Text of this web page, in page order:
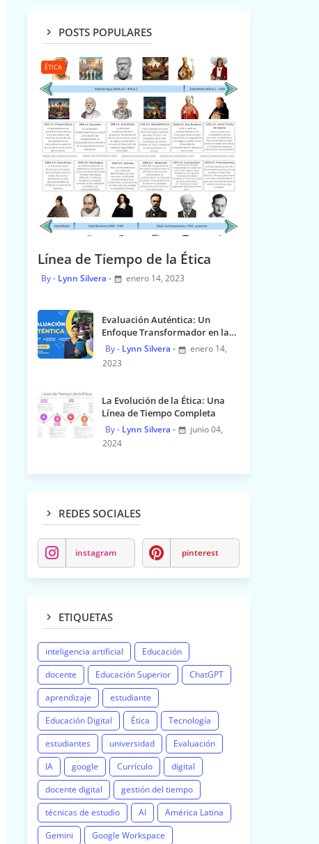
POSTS POPULARES
ÉTICA
Línea de Tiempo de la Ética
Lynn Silvera enero 14, 2023
Evaluación Auténtica: Un
Enfoque Transformador en la
Educación
Lynn Silvera
enero 14,
2023
La Evolución de la Ética: Una
Línea de Tiempo Completa
Lynn Silvera
junio 04,
2024
REDES SOCIALES
instagram pinterest
ETIQUETAS
inteligencia artificial
Educación
docente
Educación Superior
ChatGPT
aprendizaje
estudiante
Educación Digital
Ética
Tecnología
estudiantes
universidad
Evaluación
IA
google Currículo
digital
docente digital
gestión del tiempo
técnicas de estudio
AI
América Latina
Gemini
Google Workspace